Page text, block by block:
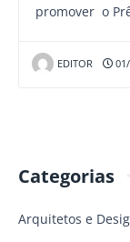
promover o
EDITOR 01/
Categorias
Arquitetos e